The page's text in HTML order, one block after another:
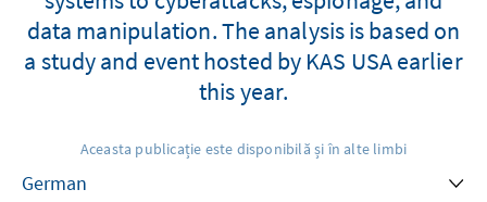
data manipulation. The analysis is based on
a study and event hosted by KAS USA earlier
this year.
Aceasta publicație este disponibilă și în alte limbi